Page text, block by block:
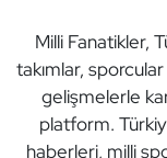
Milli Fanatikler,
takımlar,
gelişmelerle
platform.
haberleri, milli